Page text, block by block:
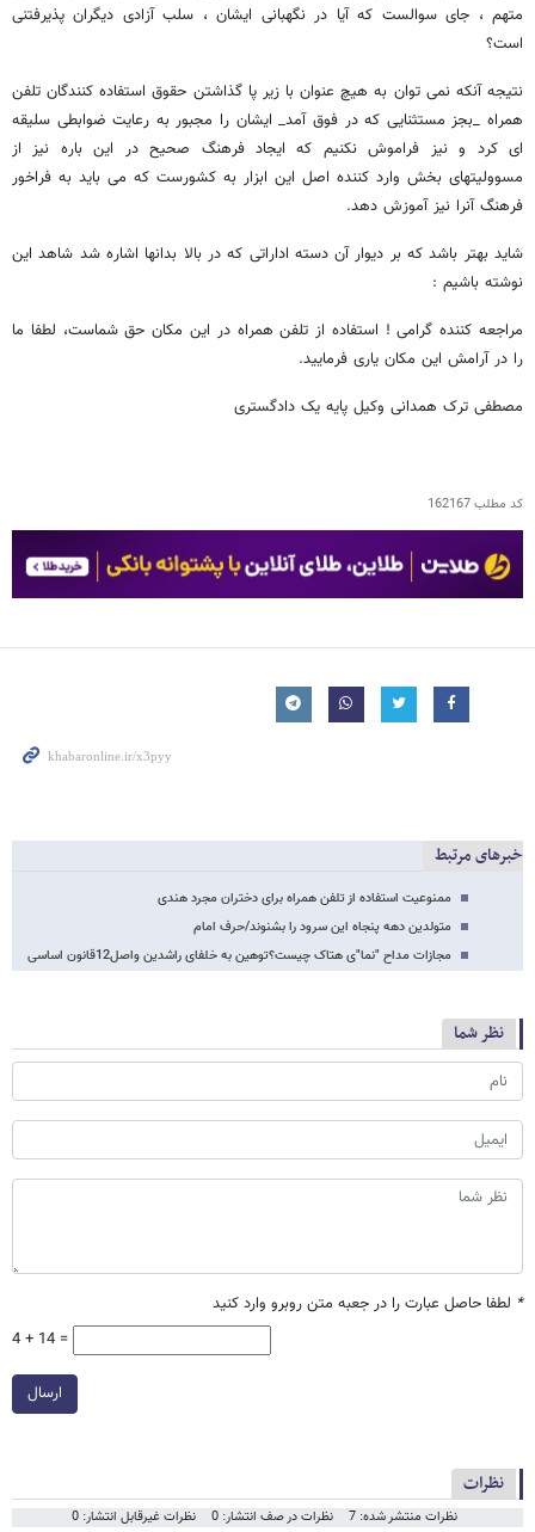
متهم ، جای سوالست که آیا در نگهبانی ایشان ، سلب آزادی دیگران پذیرفتنی
است؟
نتیجه آنکه نمی توان به هیچ عنوان با زیر پا گذاشتن حقوق استفاده کنندگان تلفن
همراه _بجز مستثنایی که در فوق آمد_ ایشان را مجبور به رعایت ضوابطی سلیقه
ای کرد و نیز فراموش نکنیم که ایجاد فرهنگ صحیح در این باره نیز از
مسوولیتهای بخش وارد کننده اصل این ابزار به کشورست که می باید به فراخور
فرهنگ آنرا نیز آموزش دهد.
شاید بهتر باشد که بر دیوار آن دسته اداراتی که در بالا بدانها اشاره شد شاهد این
نوشته باشیم :
مراجعه کننده گرامی ! استفاده از تلفن همراه در این مکان حق شماست، لطفا ما
را در آرامش این مکان یاری فرمایید.
مصطفی ترک همدانی وکیل پایه یک دادگستری
کد مطلب162167
خبرهای مرتبط
ممنوعیت استفاده از تلفن همراه برای دختران مجرد هندی
متولدین دهه پنجاه این سرود را بشنوند/حرف امام
مجازات مداح "نما"ی هتاک چیست؟توهین به خلفای راشدین واصل12قانون اساسی
نظر شما
* لطفا حاصل عبارت را در جعبه متن روبرو وارد کنید
4 + 14 =
ارسال
نظرات
نظرات منتشر شده: 7 نظرات در صف انتشار: 0 نظرات غیرقابل انتشار: 0